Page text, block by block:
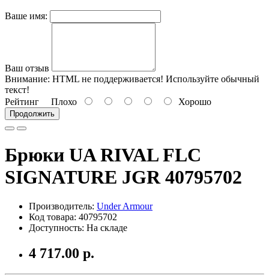
Ваше имя:
Ваш отзыв
Внимание: HTML не поддерживается! Используйте обычный
текст!
Рейтинг Плохо Хорошо
Продолжить
Брюки UA RIVAL FLC
SIGNATURE JGR 40795702
Производитель: Under Armour
Код товара: 40795702
Доступность: На складе
4 717.00 р.